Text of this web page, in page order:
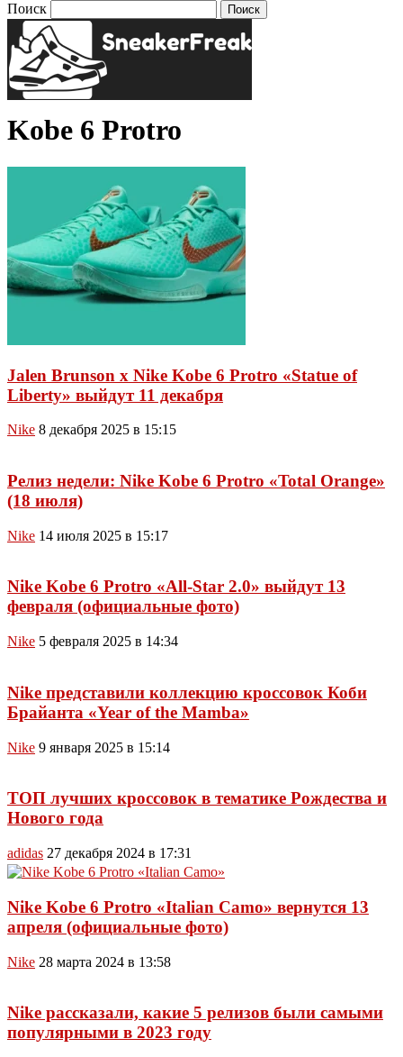
Поиск
Kobe 6 Protro
Jalen Brunson x Nike Kobe 6 Protro «Statue of
Liberty» выйдут 11 декабря
Nike 8 декабря 2025 в 15:15
Релиз недели: Nike Kobe 6 Protro «Total Orange»
(18 июля)
Nike 14 июля 2025 в 15:17
Nike Kobe 6 Protro «All-Star 2.0» выйдут 13
февраля (официальные фото)
Nike 5 февраля 2025 в 14:34
Nike представили коллекцию кроссовок Коби
Брайанта «Year of the Mamba»
Nike 9 января 2025 в 15:14
ТОП лучших кроссовок в тематике Рождества и
Нового года
adidas 27 декабря 2024 в 17:31
Nike Kobe 6 Protro «Italian Camo» вернутся 13
апреля (официальные фото)
Nike 28 марта 2024 в 13:58
Nike рассказали, какие 5 релизов были самыми
популярными в 2023 году